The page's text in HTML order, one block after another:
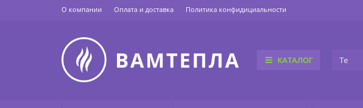
О компании Оплата и доставка Политика конфидициальности
КАТАЛОГ